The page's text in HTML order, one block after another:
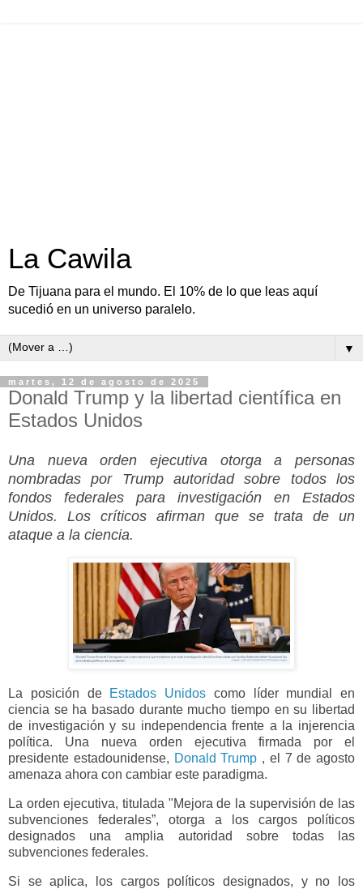
La Cawila
De Tijuana para el mundo. El 10% de lo que leas aquí
sucedió en un universo paralelo.
▼
martes, 12 de agosto de 2025
Donald Trump y la libertad científica en
Estados Unidos
Una nueva orden ejecutiva otorga a personas
nombradas por Trump autoridad sobre todos los
fondos federales para investigación en Estados
Unidos. Los críticos afirman que se trata de un
ataque a la ciencia.
La posición de Estados Unidos como líder mundial en
ciencia se ha basado durante mucho tiempo en su libertad
de investigación y su independencia frente a la injerencia
política. Una nueva orden ejecutiva firmada por el
presidente estadounidense, Donald Trump , el 7 de agosto
amenaza ahora con cambiar este paradigma.
La orden ejecutiva, titulada "Mejora de la supervisión de las
subvenciones federales”, otorga a los cargos políticos
designados una amplia autoridad sobre todas las
subvenciones federales.
Si se aplica, los cargos políticos designados, y no los